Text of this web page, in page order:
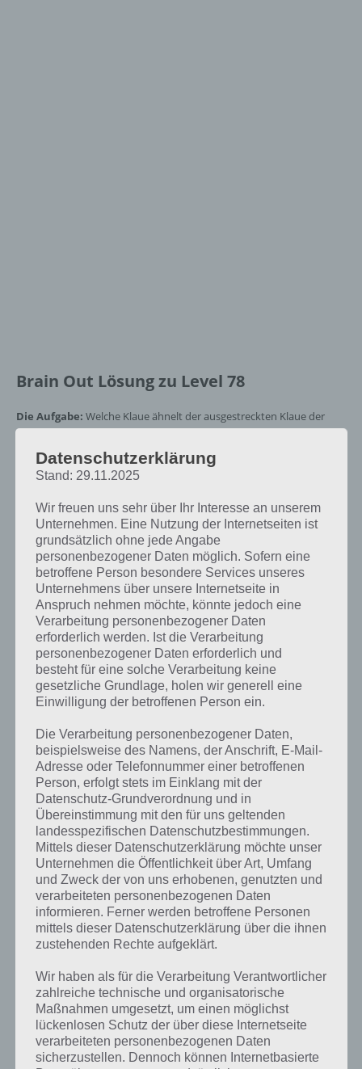
Brain Out Lösung zu Level 78
Die Aufgabe: Welche Klaue ähnelt der ausgestreckten Klaue der
Katze?
Die Lösung für Level 78:Zur Lösung einfach auf die rechte Klaue
tippen
Du suchst die Lösung für ein
anderes Brain Out Level? Zur
Übersicht:Alle Lösungen von
Brain Out!
Lösung im Video zu Brain Out
Nachfolgend die Brain Out Lösung zu Level 78 auch nochmal als
Bitte beachte: Das Video zeigt stets nur die Lösung, aber keine
Erklärung!
Darum geht es in Brain Out
Datenschutzerklärung
Stand: 29.11.2025
Wir freuen uns sehr über Ihr Interesse an unserem
Unternehmen. Eine Nutzung der Internetseiten ist
grundsätzlich ohne jede Angabe
personenbezogener Daten möglich. Sofern eine
betroffene Person besondere Services unseres
Unternehmens über unsere Internetseite in
Anspruch nehmen möchte, könnte jedoch eine
Verarbeitung personenbezogener Daten
erforderlich werden. Ist die Verarbeitung
personenbezogener Daten erforderlich und
besteht für eine solche Verarbeitung keine
gesetzliche Grundlage, holen wir generell eine
Einwilligung der betroffenen Person ein.
Die Verarbeitung personenbezogener Daten,
beispielsweise des Namens, der Anschrift, E-Mail-
Adresse oder Telefonnummer einer betroffenen
Person, erfolgt stets im Einklang mit der
Datenschutz-Grundverordnung und in
Übereinstimmung mit den für uns geltenden
landesspezifischen Datenschutzbestimmungen.
Mittels dieser Datenschutzerklärung möchte unser
Unternehmen die Öffentlichkeit über Art, Umfang
und Zweck der von uns erhobenen, genutzten und
verarbeiteten personenbezogenen Daten
informieren. Ferner werden betroffene Personen
mittels dieser Datenschutzerklärung über die ihnen
zustehenden Rechte aufgeklärt.
Wir haben als für die Verarbeitung Verantwortlicher
zahlreiche technische und organisatorische
Maßnahmen umgesetzt, um einen möglichst
lückenlosen Schutz der über diese Internetseite
verarbeiteten personenbezogenen Daten
sicherzustellen. Dennoch können Internetbasierte